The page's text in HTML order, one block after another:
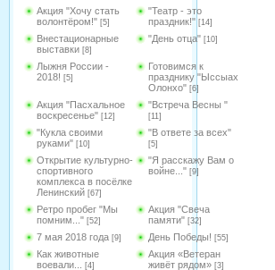
Акция "Хочу стать
волонтёром!" [5]
"Театр - это
праздник!" [14]
Внестационарные
выставки [8]
"День отца" [10]
Лыжня России -
2018! [5]
Готовимся к
празднику "Ыссыах
Олонхо" [6]
Акция "Пасхальное
воскресенье" [12]
"Встреча Весны "
[11]
"Кукла своими
руками" [10]
"В ответе за всех"
[5]
Открытие культурно-
спортивного
комплекса в посёлке
Ленинский [67]
"Я расскажу Вам о
войне..." [9]
Ретро пробег "Мы
помним..." [52]
Акция "Свеча
памяти" [32]
7 мая 2018 года [9] День Победы! [55]
Как животные
воевали...
[4]
Акция «Ветеран
живёт рядом» [3]